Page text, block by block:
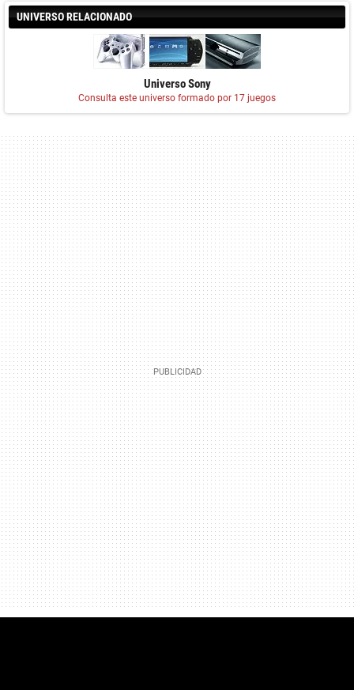
UNIVERSO RELACIONADO
Universo Sony
Consulta este universo formado por 17 juegos